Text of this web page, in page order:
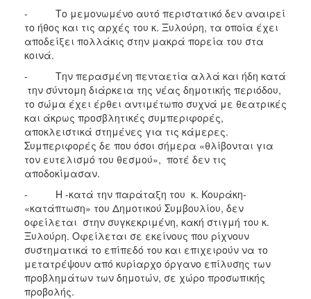
ΔΗΜΟΤΗΣ
ΕΠΙΣΚΕΠΤΗΣ
ΗΡΑΚΛΕΙΟ
- Το μεμονωμένο αυτό περιστατικό δεν αναιρεί
το ήθος και τις αρχές του κ. Ξυλούρη, τα οποία έχει
αποδείξει πολλάκις στην μακρά πορεία του στα
κοινά.
- Την περασμένη πενταετία αλλά και ήδη κατά
την σύντομη διάρκεια της νέας δημοτικής περιόδου,
το σώμα έχει έρθει αντιμέτωπο συχνά με θεατρικές
και άκρως προσβλητικές συμπεριφορές,
αποκλειστικά στημένες για τις κάμερες.
Συμπεριφορές δε που όσοι σήμερα «θλίβονται για
τον ευτελισμό του θεσμού», ποτέ δεν τις
αποδοκίμασαν.
- Η -κατά την παράταξη του κ. Κουράκη-
«κατάπτωση» του Δημοτικού Συμβουλίου, δεν
οφείλεται στην συγκεκριμένη, κακή στιγμή του κ.
Ξυλούρη. Οφείλεται σε εκείνους που ρίχνουν
συστηματικά το επίπεδό του και επιχειρούν να το
μετατρέψουν από κυρίαρχο όργανο επίλυσης των
προβλημάτων των δημοτών, σε χώρο προσωπικής
προβολής.